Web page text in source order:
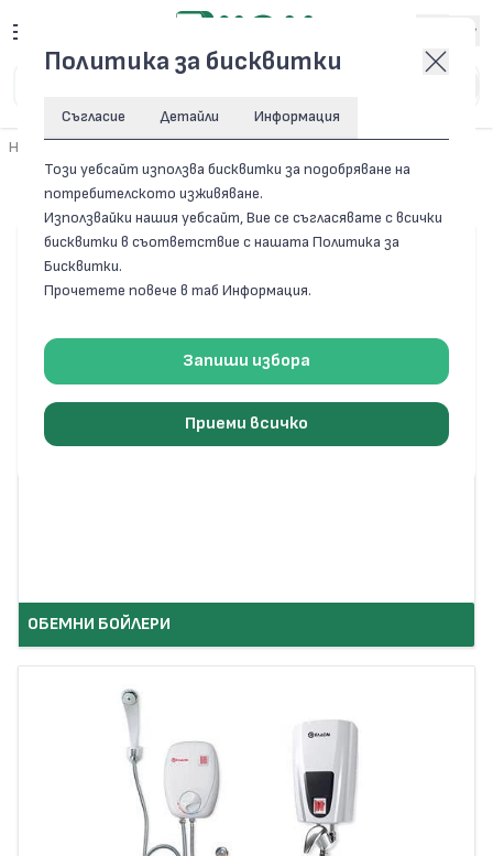
Начало
Бойлери
ОБЕМНИ БОЙЛЕРИ
Политика за бисквитки
Съгласие Детайли Информация
Този уебсайт използва бисквитки за подобряване на
потребителското изживяване.
Използвайки нашия уебсайт, Вие се съгласявате с всички
бисквитки в съответствие с нашата Политика за
Бисквитки.
Прочетете повече в таб Информация.
Запиши избора
Приеми всичко